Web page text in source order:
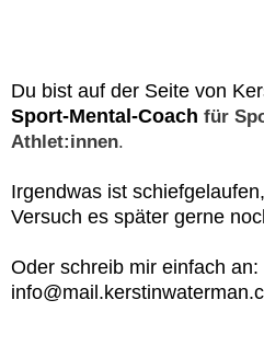
Du bist auf der Seite von
Sport-Mental-Coach für
Athlet:innen.
Irgendwas ist
Versuch es später gerne
Oder schreib mir einfach an: